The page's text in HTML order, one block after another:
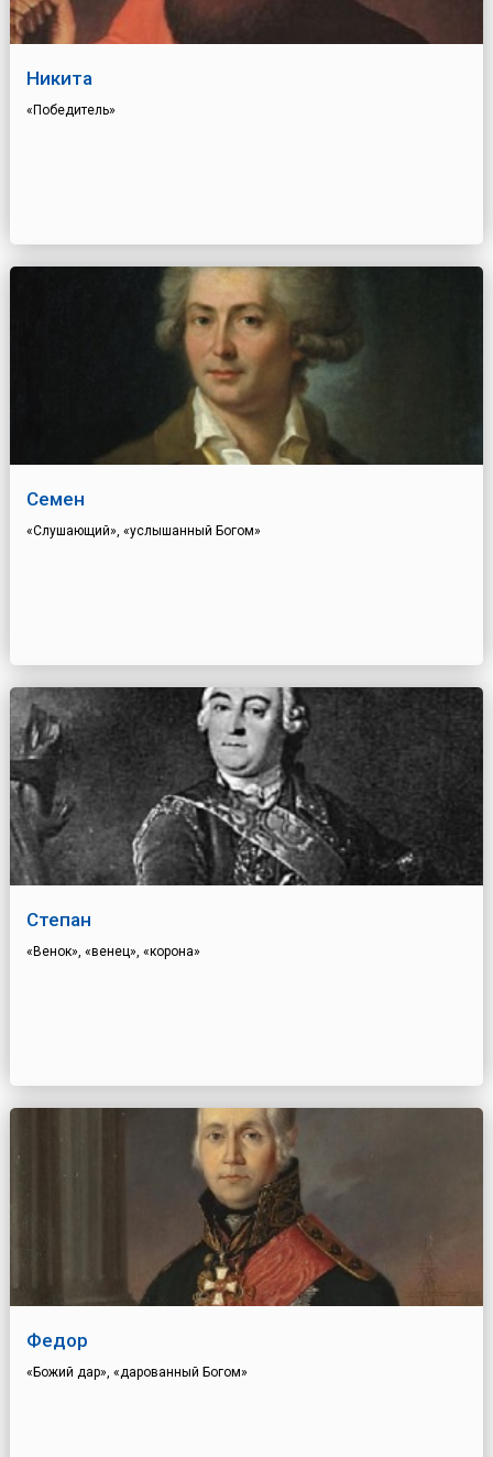
Никита
«Победитель»
Семен
«Слушающий», «услышанный Богом»
Степан
«Венок», «венец», «корона»
Федор
«Божий дар», «дарованный Богом»